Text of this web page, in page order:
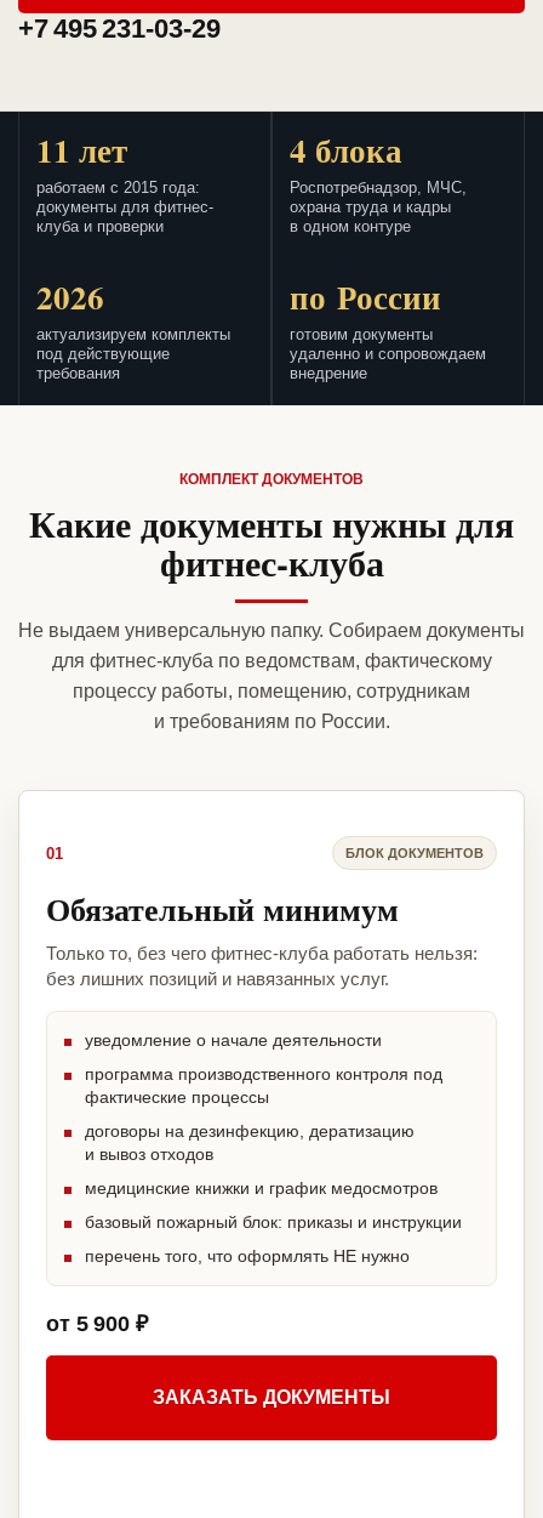
+7 495 231-03-29
11 лет
работаем с 2015 года:
документы для фитнес-
клуба и проверки
4 блока
Роспотребнадзор, МЧС,
охрана труда и кадры
в одном контуре
2026
актуализируем комплекты
под действующие
требования
по России
готовим документы
удаленно и сопровождаем
внедрение
КОМПЛЕКТ ДОКУМЕНТОВ
Какие документы нужны для
фитнес-клуба
Не выдаем универсальную папку. Собираем документы
для фитнес-клуба по ведомствам, фактическому
процессу работы, помещению, сотрудникам
и требованиям по России.
01 БЛОК ДОКУМЕНТОВ
Обязательный минимум
Только то, без чего фитнес-клуба работать нельзя:
без лишних позиций и навязанных услуг.
уведомление о начале деятельности
программа производственного контроля под
фактические процессы
договоры на дезинфекцию, дератизацию
и вывоз отходов
медицинские книжки и график медосмотров
базовый пожарный блок: приказы и инструкции
перечень того, что оформлять НЕ нужно
от 5 900 ₽
ЗАКАЗАТЬ ДОКУМЕНТЫ